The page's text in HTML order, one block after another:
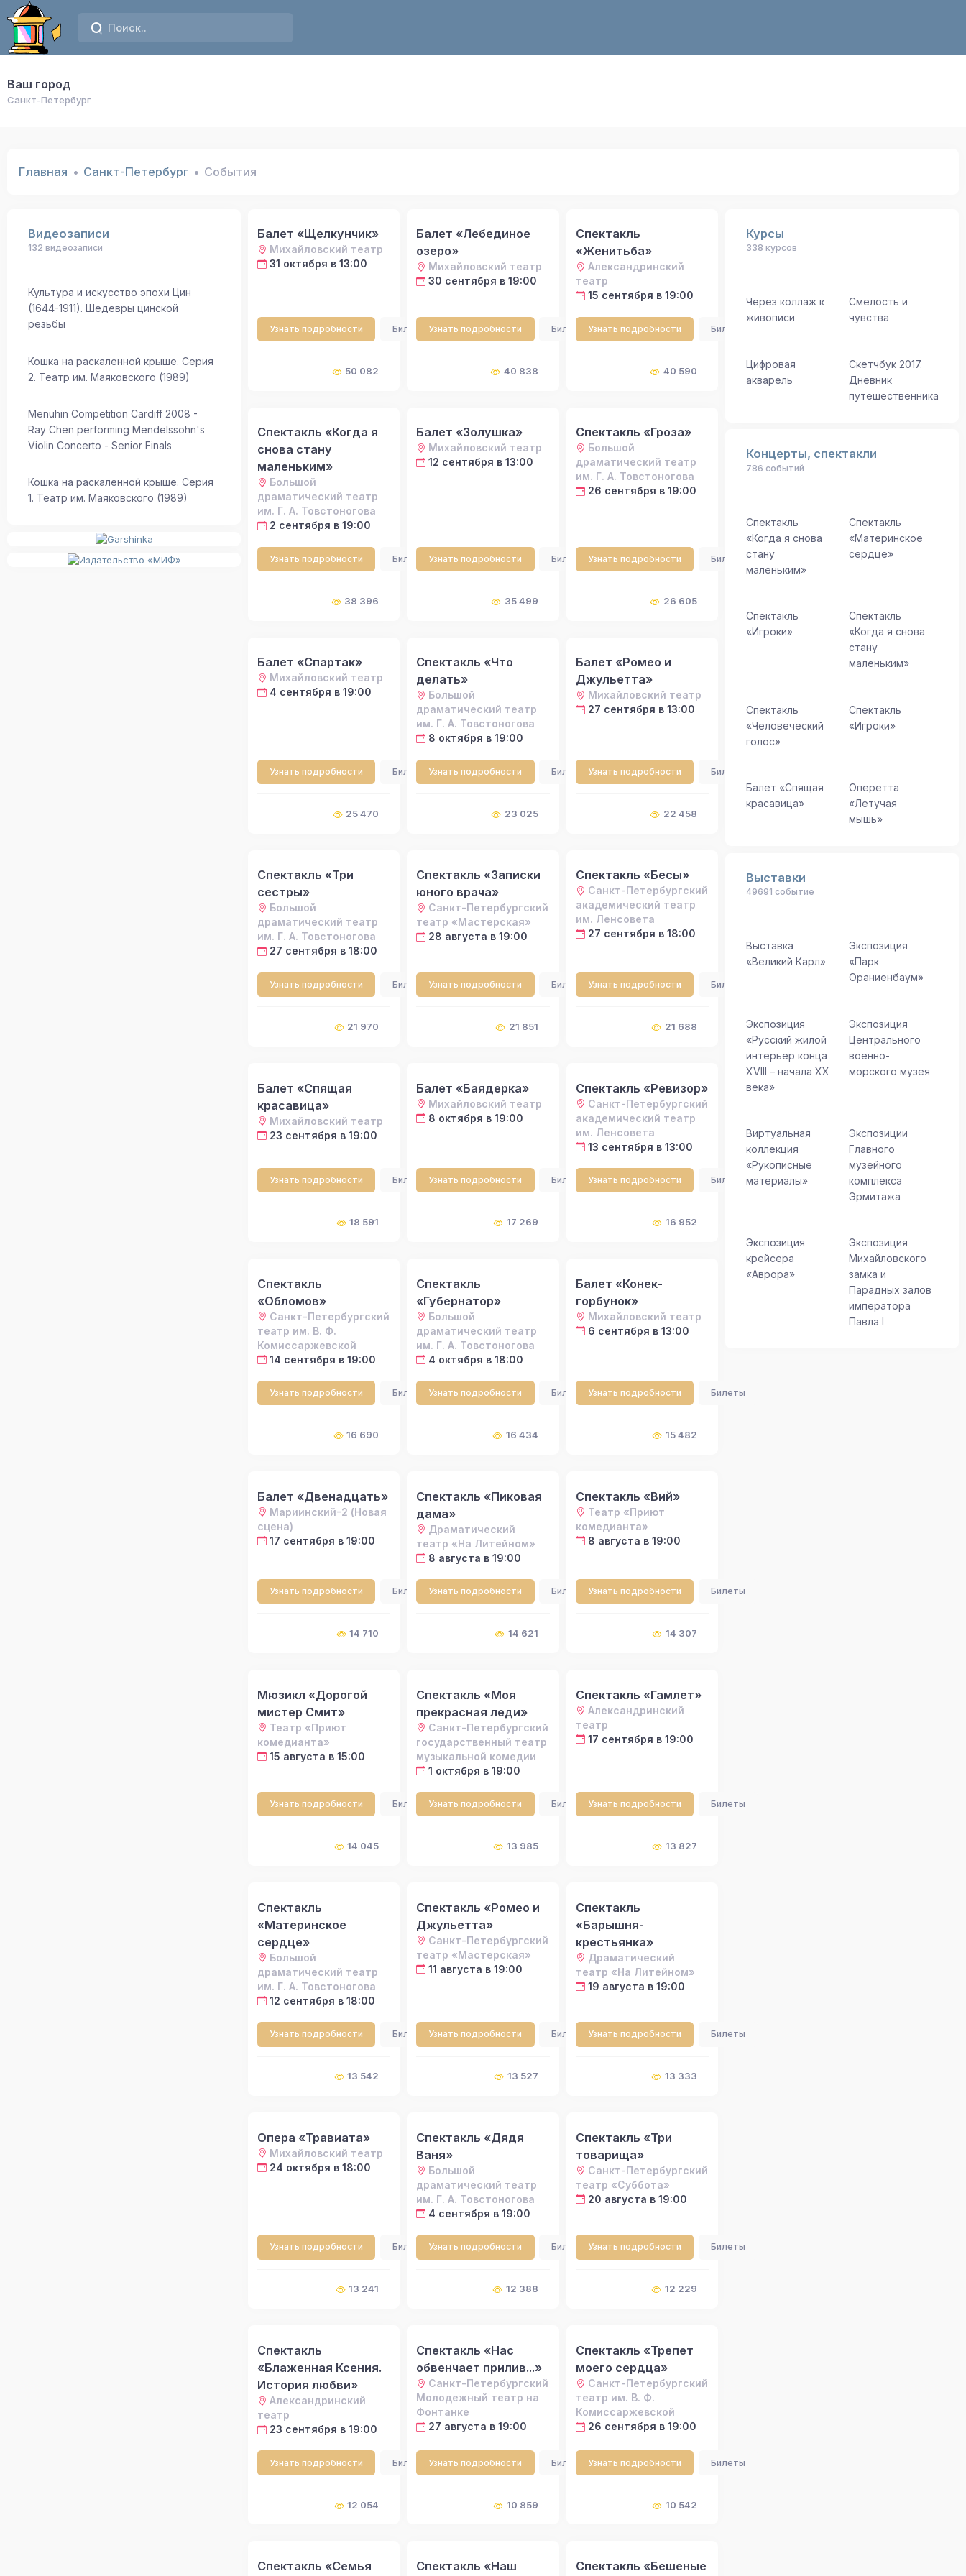
Ваш город
Санкт-Петербург
Главная Санкт-Петербург События
Видеозаписи
132 видеозаписи
Культура и искусство эпохи Цин
(1644-1911). Шедевры цинской
резьбы
Кошка на раскаленной крыше. Серия
2. Театр им. Маяковского (1989)
Menuhin Competition Cardiff 2008 -
Ray Chen performing Mendelssohn's
Violin Concerto - Senior Finals
Кошка на раскаленной крыше. Серия
1. Театр им. Маяковского (1989)
Балет «Щелкунчик»
Михайловский театр
31 октября в 13:00
Узнать подробности Билеты
50 082
Балет «Лебединое
озеро»
Михайловский театр
30 сентября в 19:00
Узнать подробности Билеты
40 838
Спектакль
«Женитьба»
Александринский
театр
15 сентября в 19:00
Узнать подробности Билеты
40 590
Спектакль «Когда я
снова стану
маленьким»
Большой
драматический театр
им. Г. А. Товстоногова
2 сентября в 19:00
Узнать подробности Билеты
38 396
Балет «Золушка»
Михайловский театр
12 сентября в 13:00
Узнать подробности Билеты
35 499
Спектакль «Гроза»
Большой
драматический театр
им. Г. А. Товстоногова
26 сентября в 19:00
Узнать подробности Билеты
26 605
Балет «Спартак»
Михайловский театр
4 сентября в 19:00
Узнать подробности Билеты
25 470
Спектакль «Что
делать»
Большой
драматический театр
им. Г. А. Товстоногова
8 октября в 19:00
Узнать подробности Билеты
23 025
Балет «Ромео и
Джульетта»
Михайловский театр
27 сентября в 13:00
Узнать подробности Билеты
22 458
Спектакль «Три
сестры»
Большой
драматический театр
им. Г. А. Товстоногова
27 сентября в 18:00
Узнать подробности Билеты
21 970
Спектакль «Записки
юного врача»
Санкт-Петербургский
театр «Мастерская»
28 августа в 19:00
Узнать подробности Билеты
21 851
Спектакль «Бесы»
Санкт-Петербургский
академический театр
им. Ленсовета
27 сентября в 18:00
Узнать подробности Билеты
21 688
Балет «Спящая
красавица»
Михайловский театр
23 сентября в 19:00
Узнать подробности Билеты
18 591
Балет «Баядерка»
Михайловский театр
8 октября в 19:00
Узнать подробности Билеты
17 269
Спектакль «Ревизор»
Санкт-Петербургский
академический театр
им. Ленсовета
13 сентября в 13:00
Узнать подробности Билеты
16 952
Спектакль
«Обломов»
Санкт-Петербургский
театр им. В. Ф.
Комиссаржевской
14 сентября в 19:00
Узнать подробности Билеты
16 690
Спектакль
«Губернатор»
Большой
драматический театр
им. Г. А. Товстоногова
4 октября в 18:00
Узнать подробности Билеты
16 434
Балет «Конек-
горбунок»
Михайловский театр
6 сентября в 13:00
Узнать подробности Билеты
15 482
Балет «Двенадцать»
Мариинский-2 (Новая
сцена)
17 сентября в 19:00
Узнать подробности Билеты
14 710
Спектакль «Пиковая
дама»
Драматический
театр «На Литейном»
8 августа в 19:00
Узнать подробности Билеты
14 621
Спектакль «Вий»
Театр «Приют
комедианта»
8 августа в 19:00
Узнать подробности Билеты
14 307
Мюзикл «Дорогой
мистер Смит»
Театр «Приют
комедианта»
15 августа в 15:00
Узнать подробности Билеты
14 045
Спектакль «Моя
прекрасная леди»
Санкт-Петербургский
государственный театр
музыкальной комедии
1 октября в 19:00
Узнать подробности Билеты
13 985
Спектакль «Гамлет»
Александринский
театр
17 сентября в 19:00
Узнать подробности Билеты
13 827
Спектакль
«Материнское
сердце»
Большой
драматический театр
им. Г. А. Товстоногова
12 сентября в 18:00
Узнать подробности Билеты
13 542
Спектакль «Ромео и
Джульетта»
Санкт-Петербургский
театр «Мастерская»
11 августа в 19:00
Узнать подробности Билеты
13 527
Спектакль
«Барышня-
крестьянка»
Драматический
театр «На Литейном»
19 августа в 19:00
Узнать подробности Билеты
13 333
Опера «Травиата»
Михайловский театр
24 октября в 18:00
Узнать подробности Билеты
13 241
Спектакль «Дядя
Ваня»
Большой
драматический театр
им. Г. А. Товстоногова
4 сентября в 19:00
Узнать подробности Билеты
12 388
Спектакль «Три
товарища»
Санкт-Петербургский
театр «Суббота»
20 августа в 19:00
Узнать подробности Билеты
12 229
Спектакль
«Блаженная Ксения.
История любви»
Александринский
театр
23 сентября в 19:00
Узнать подробности Билеты
12 054
Спектакль «Нас
обвенчает прилив...»
Санкт-Петербургский
Молодежный театр на
Фонтанке
27 августа в 19:00
Узнать подробности Билеты
10 859
Спектакль «Трепет
моего сердца»
Санкт-Петербургский
театр им. В. Ф.
Комиссаржевской
26 сентября в 19:00
Узнать подробности Билеты
10 542
Спектакль «Семья
Спектакль «Наш
Спектакль «Бешеные
Курсы
338 курсов
Через коллаж к
живописи
Смелость и
чувства
Цифровая
акварель
Скетчбук 2017.
Дневник
путешественника
Концерты, спектакли
786 событий
Спектакль
«Когда я снова
стану
маленьким»
Спектакль
«Материнское
сердце»
Спектакль
«Игроки»
Спектакль
«Когда я снова
стану
маленьким»
Спектакль
«Человеческий
голос»
Спектакль
«Игроки»
Балет «Спящая
красавица»
Оперетта
«Летучая
мышь»
Выставки
49691 событие
Выставка
«Великий Карл»
Экспозиция
«Парк
Ораниенбаум»
Экспозиция
«Русский жилой
интерьер конца
XVIII – начала XX
века»
Экспозиция
Центрального
военно-
морского музея
Виртуальная
коллекция
«Рукописные
материалы»
Экспозиции
Главного
музейного
комплекса
Эрмитажа
Экспозиция
крейсера
«Аврора»
Экспозиция
Михайловского
замка и
Парадных залов
императора
Павла I